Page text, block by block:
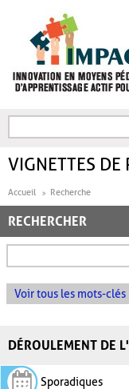
FORMULAIRE DE
VIGNETTES DE
Accueil Recherche
RECHERCHER
Voir tous les mots-clés
DÉROULEMENT DE
Sporadiques